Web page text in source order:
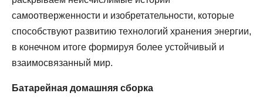
самоотверженности и изобретательности, которые
способствуют развитию технологий хранения энергии,
в конечном итоге формируя более устойчивый и
взаимосвязанный мир.
Батарейная домашняя сборка